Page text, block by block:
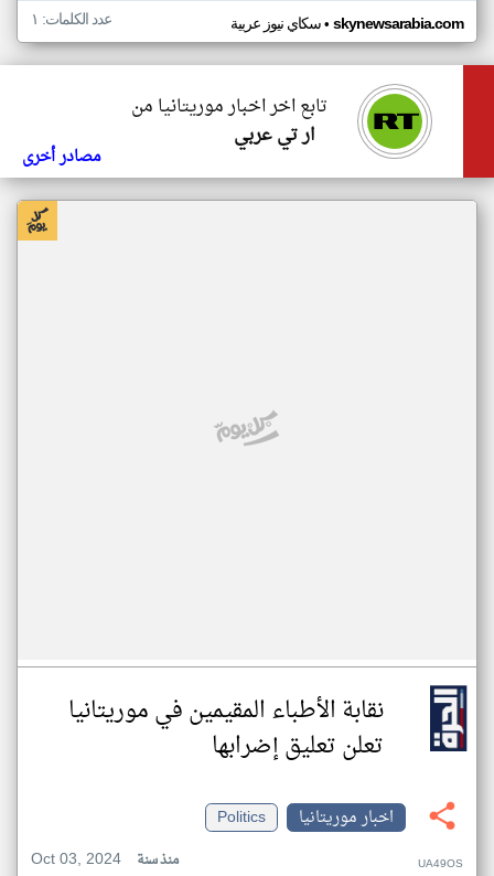
سكاي نيوز عربية• skynewsarabia.com عدد الكلمات: ١
تابع اخر اخبار موريتانيا من
ار تي عربي
مصادر أخرى
نقابة الأطباء المقيمين في موريتانيا
تعلن تعليق إضرابها
اخبار موريتانيا
Politics
Oct 03, 2024
منذ سنة UA49OS